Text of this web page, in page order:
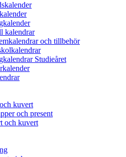
kalendrar
och tillbehör
Studieåret
kuvert
och present
och kuvert